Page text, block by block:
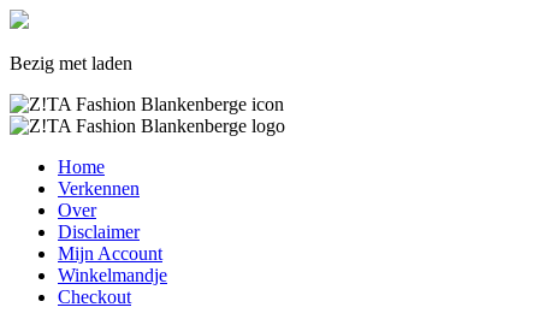
Bezig met laden
Home
Verkennen
Over
Disclaimer
Mijn Account
Winkelmandje
Checkout